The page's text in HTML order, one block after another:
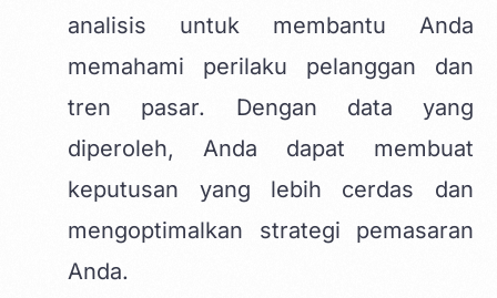
analisis untuk membantu Anda
memahami perilaku pelanggan dan
tren pasar. Dengan data yang
diperoleh, Anda dapat membuat
keputusan yang lebih cerdas dan
mengoptimalkan strategi pemasaran
Anda.